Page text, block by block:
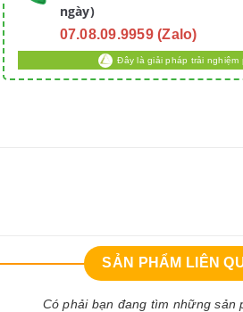
ngày)
07.08.09.9959 (Zalo)
Đây là giải pháp trải nghiệm
SẢN PHẨM LIÊN
Có phải bạn đang tìm những sản